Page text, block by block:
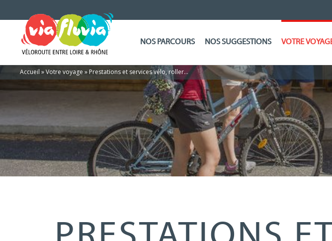
NOS PARCOURS NOS SUGGESTIONS VOTRE
Accueil »Votre voyage » Prestations et services vélo, roller…